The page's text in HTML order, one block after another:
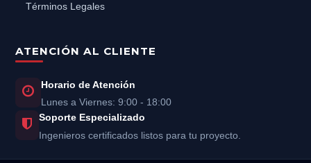
Términos Legales
ATENCIÓN AL CLIENTE
Horario de Atención
Lunes a Viernes: 9:00 - 18:00
Soporte Especializado
Ingenieros certificados listos para tu proyecto.